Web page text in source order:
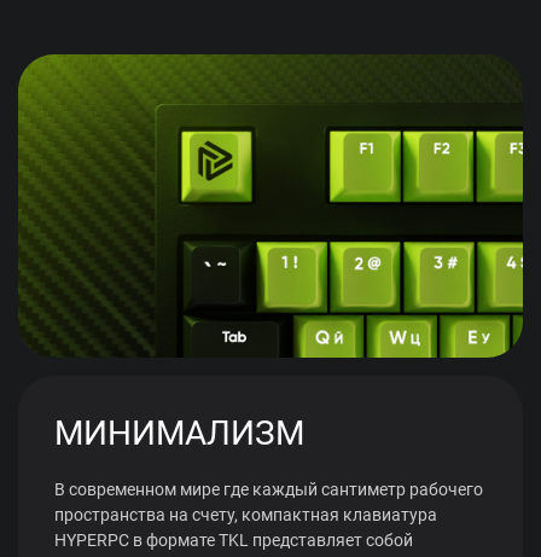
МИНИМАЛИЗМ
В современном мире где каждый сантиметр рабочего
пространства на счету, компактная клавиатура
HYPERPC в формате TKL представляет собой